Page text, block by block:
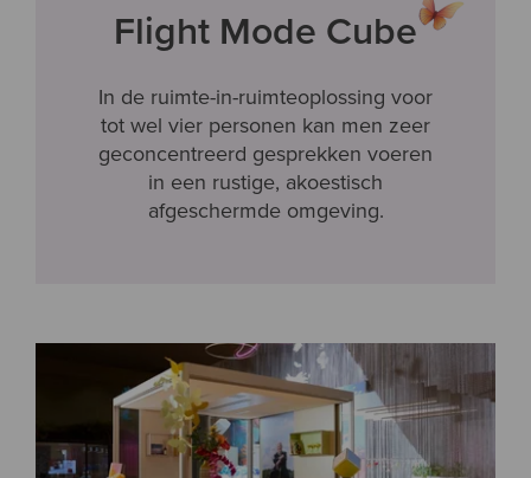
Flight Mode Cube
In de ruimte-in-ruimteoplossing voor
tot wel vier personen kan men zeer
geconcentreerd gesprekken voeren
in een rustige, akoestisch
afgeschermde omgeving.